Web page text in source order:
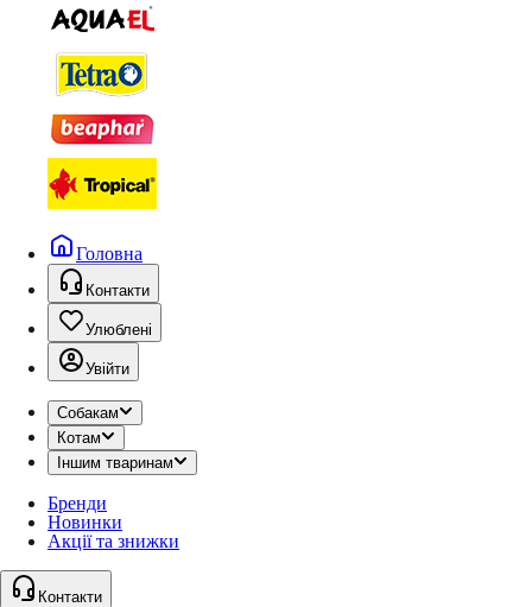
Головна
Контакти
Улюблені
Увійти
Собакам
Котам
Іншим тваринам
Бренди
Новинки
Акції та знижки
Контакти